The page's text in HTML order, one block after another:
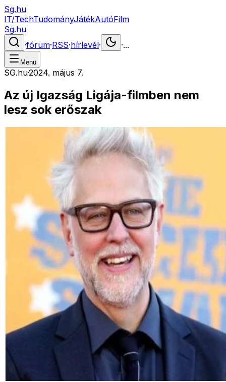
Sg.hu
IT/TechTudományJátékAutóFilm
Sg.hu
·fórum·RSS·hírlevél· ·...
Menü
SG.hu·2024. május 7.
Az új Igazság Ligája-filmben nem
lesz sok erőszak